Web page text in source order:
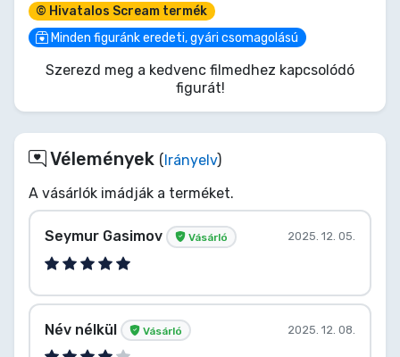
az ikonikus slasher figurát a gyűjteményedhez,
mielőtt eltűnik az árnyékban, és Woodsboro újabb
hátborzongató legendájává válik. Tökéletesen
pózol egy gyilkos bemutatóhoz a polcodon. Szóval,
szereted a horrorfilmeket? Sikítani fogsz ezért a
© Hivatalos Scream termék
Minden figuránk eredeti, gyári csomagolású
Szerezd meg a kedvenc filmedhez kapcsolódó
figurát!
Vélemények (Irányelv)
A vásárlók imádják a terméket.
Seymur Gasimov Vásárló 2025. 12. 05.
Név nélkül Vásárló 2025. 12. 08.